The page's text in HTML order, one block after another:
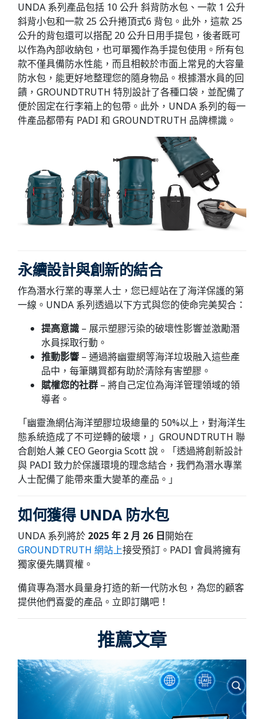
UNDA 系列產品包括 10 公升 斜背防水包、一款 1 公升
斜背小包和一款 25 公升捲頂式6 背包。此外，這款 25
公升的背包還可以搭配 20 公升日用手提包，後者既可
以作為內部收納包，也可單獨作為手提包使用。所有包
款不僅具備防水性能，而且相較於市面上常見的大容量
防水包，能更好地整理您的隨身物品。根據潛水員的回
饋，GROUNDTRUTH 特別設計了各種口袋，並配備了
便於固定在行李箱上的包帶。此外，UNDA 系列的每一
件產品都帶有 PADI 和 GROUNDTRUTH 品牌標識。
永續設計與創新的結合
作為潛水行業的專業人士，您已經站在了海洋保護的第
一線。UNDA 系列透過以下方式與您的使命完美契合：
提高意識 – 展示塑膠污染的破壞性影響並激勵潛
水員採取行動。
推動影響 – 通過將幽靈網等海洋垃圾融入這些產
品中，每筆購買都有助於清除有害塑膠。
賦權您的社群 – 將自己定位為海洋管理領域的領
導者。
「幽靈漁網佔海洋塑膠垃圾總量的 50%以上，對海洋生
態系統造成了不可逆轉的破壞，」GROUNDTRUTH 聯
合創始人兼 CEO Georgia Scott 說。「透過將創新設計
與 PADI 致力於保護環境的理念結合，我們為潛水專業
人士配備了能帶來重大變革的產品。」
如何獲得 UNDA 防水包
UNDA 系列將於 2025 年 2 月 26 日開始在
GROUNDTRUTH 網站上接受預訂。PADI 會員將擁有
獨家優先購買權。
備貨專為潛水員量身打造的新一代防水包，為您的顧客
提供他們喜愛的產品。立即訂購吧！
推薦文章